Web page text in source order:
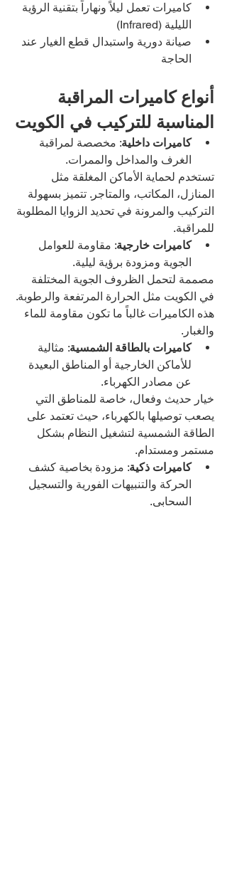
كاميرات تعمل ليلاً ونهاراً بتقنية الرؤية
الليلية (Infrared)
صيانة دورية واستبدال قطع الغيار عند
الحاجة
أنواع كاميرات المراقبة
المناسبة للتركيب في الكويت
كاميرات داخلية: مخصصة لمراقبة
الغرف والمداخل والممرات.
تستخدم لحماية الأماكن المغلقة مثل
المنازل، المكاتب، والمتاجر. تتميز بسهولة
التركيب والمرونة في تحديد الزوايا المطلوبة
للمراقبة.
كاميرات خارجية: مقاومة للعوامل
الجوية ومزودة برؤية ليلية.
مصممة لتحمل الظروف الجوية المختلفة
في الكويت مثل الحرارة المرتفعة والرطوبة.
هذه الكاميرات غالباً ما تكون مقاومة للماء
والغبار.
كاميرات بالطاقة الشمسية: مثالية
للأماكن الخارجية أو المناطق البعيدة
عن مصادر الكهرباء.
خيار حديث وفعال، خاصة للمناطق التي
يصعب توصيلها بالكهرباء، حيث تعتمد على
الطاقة الشمسية لتشغيل النظام بشكل
مستمر ومستدام.
كاميرات ذكية: مزودة بخاصية كشف
الحركة والتنبيهات الفورية والتسجيل
السحابي.